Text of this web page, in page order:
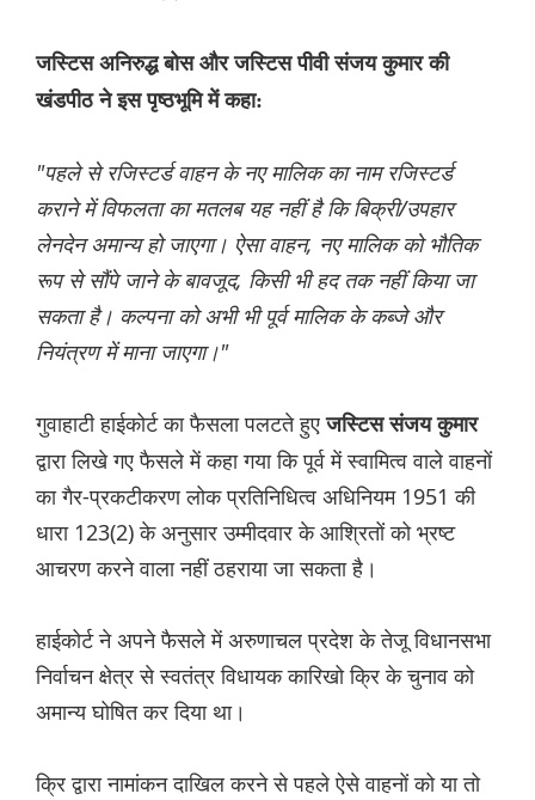
जस्टिस अनिरुद्ध बोस और जस्टिस पीवी संजय कुमार की
खंडपीठ ने इस पृष्ठभूमि में कहा:
"पहले से रजिस्टर्ड वाहन के नए मालिक का नाम रजिस्टर्ड
कराने में विफलता का मतलब यह नहीं है कि बिक्री/उपहार
लेनदेन अमान्य हो जाएगा। ऐसा वाहन, नए मालिक को भौतिक
रूप से सौंपे जाने के बावजूद, किसी भी हद तक नहीं किया जा
सकता है। कल्पना को अभी भी पूर्व मालिक के कब्जे और
नियंत्रण में माना जाएगा।"
गुवाहाटी हाईकोर्ट का फैसला पलटते हुएजस्टिस संजय कुमार
द्वारा लिखे गए फैसले में कहा गया कि पूर्व में स्वामित्व वाले वाहनों
का गैर-प्रकटीकरण लोक प्रतिनिधित्व अधिनियम 1951 की
धारा 123(2) के अनुसार उम्मीदवार के आश्रितों को भ्रष्ट
आचरण करने वाला नहीं ठहराया जा सकता है।
हाईकोर्ट ने अपने फैसले में अरुणाचल प्रदेश के तेजू विधानसभा
निर्वाचन क्षेत्र से स्वतंत्र विधायक कारिखो क्रि के चुनाव को
अमान्य घोषित कर दिया था।
क्रि द्वारा नामांकन दाखिल करने से पहले ऐसे वाहनों को या तो